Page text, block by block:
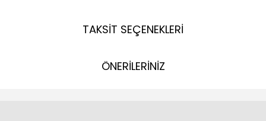
TAKSİT SEÇENEKLERİ
ÖNERİLERİNİZ